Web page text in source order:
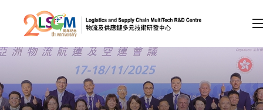
跳到內容（按回車鍵）
會員登入
A A EN 繁 简